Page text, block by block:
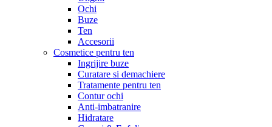
Ochi
Buze
Ten
Accesorii
Cosmetice pentru ten
Ingrijire buze
Curatare si demachiere
Tratamente pentru ten
Contur ochi
Anti-imbatranire
Hidratare